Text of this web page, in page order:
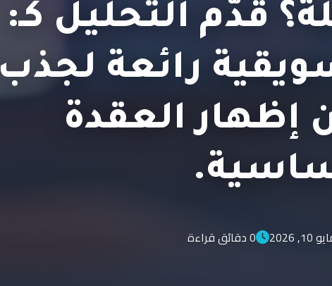
قدّم التحليل كـ:
رائعة لجذب
إظهار العقدة
10, 2026 0 دقائق قراءة